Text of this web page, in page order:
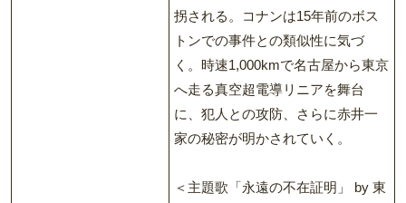
拐される。コナンは15年前のボス
トンでの事件との類似性に気づ
く。時速1,000kmで名古屋から東京
へ走る真空超電導リニアを舞台
に、犯人との攻防、さらに赤井一
家の秘密が明かされていく。
＜主題歌「永遠の不在証明」 by 東